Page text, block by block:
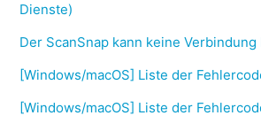
Dienste)
Der ScanSnap kann keine
[Windows/macOS] Liste der
[Windows/macOS] Liste der